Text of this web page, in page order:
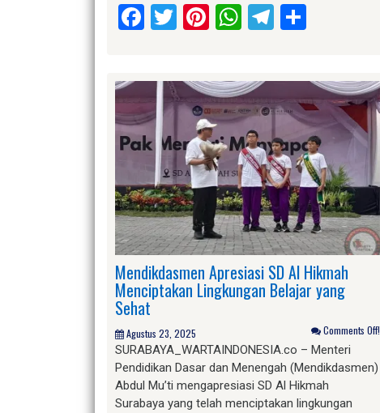
Facebook
Twitter
Pinterest
WhatsApp
Telegram
Mendikdasmen Apresiasi SD Al Hikmah
Menciptakan Lingkungan Belajar yang
Sehat
Agustus 23, 2025 Comments Off!
SURABAYA_WARTAINDONESIA.co – Menteri
Pendidikan Dasar dan Menengah (Mendikdasmen)
Abdul Mu’ti mengapresiasi SD Al Hikmah
Surabaya yang telah menciptakan lingkungan